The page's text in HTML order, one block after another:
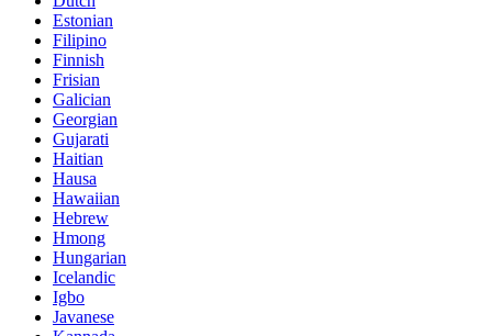
Estonian
Filipino
Finnish
Frisian
Galician
Georgian
Gujarati
Haitian
Hausa
Hawaiian
Hebrew
Hmong
Hungarian
Icelandic
Igbo
Javanese